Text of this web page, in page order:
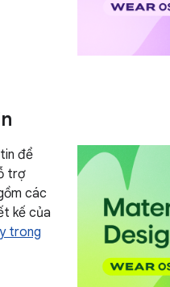
để
trợ
các
kế của
trong